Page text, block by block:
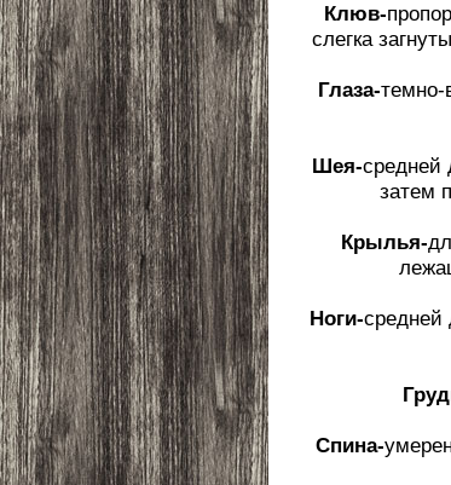
Клюв-
слегка
Глаза-темно-
Шея-средней
затем
Крылья-
Ноги-средней
Спина-